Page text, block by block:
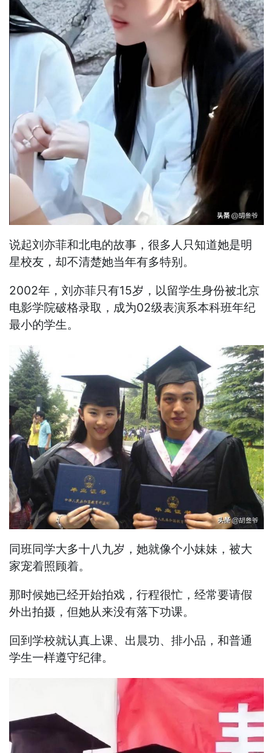
说起刘亦菲和北电的故事，很多人只知道她是明
星校友，却不清楚她当年有多特别。
2002年，刘亦菲只有15岁，以留学生身份被北京
电影学院破格录取，成为02级表演系本科班年纪
最小的学生。
同班同学大多十八九岁，她就像个小妹妹，被大
家宠着照顾着。
那时候她已经开始拍戏，行程很忙，经常要请假
外出拍摄，但她从来没有落下功课。
回到学校就认真上课、出晨功、排小品，和普通
学生一样遵守纪律。